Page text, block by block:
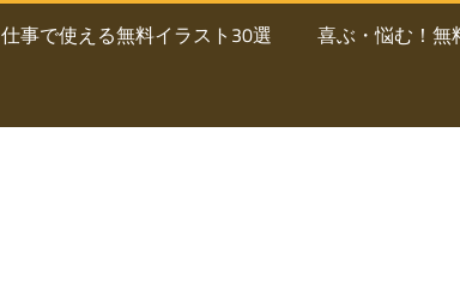
ネ
仕事で使える無料イラスト30選 喜ぶ・悩む！無